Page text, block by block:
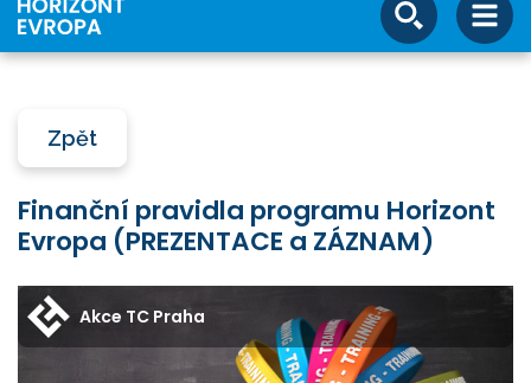
Zpět
Finanční pravidla programu Horizont
Evropa (PREZENTACE a ZÁZNAM)
Akce TC Praha